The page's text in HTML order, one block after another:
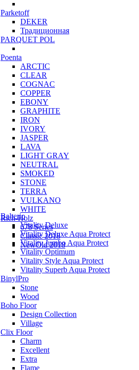
Parketoff
DEKER
Традиционная
PARQUET POL
Poenta
ARCTIC
CLEAR
COGNAC
COPPER
EBONY
GRAPHITE
IRON
IVORY
JASPER
LAVA
LIGHT GRAY
NEUTRAL
SMOKED
STONE
TERRA
VULKANO
WHITE
Rich-Holz
678 Series
Classic 2018
NewOld 2018
Balterio
Vitality Deluxe
Vitality Deluxe Aqua Protect
Vitality Jumbo Aqua Protect
Vitality Optimum
Vitality Style Aqua Protect
Vitality Superb Aqua Protect
BinylPro
Stone
Wood
Boho Floor
Design Collection
Village
Clix Floor
Charm
Excellent
Extra
Flame